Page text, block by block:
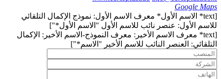
Google Maps
[text* الاسم الأول* معرف الاسم الأول: نموذج الإكمال التلقائي
للاسم الأول: عنصر نائب للاسم الأول "الاسم الأول*"]
[text* معرف الاسم الأخير: معرف النموذج-الاسم الأخير: الإكمال
التلقائي: العنصر النائب للاسم الأخير "الاسم*"]